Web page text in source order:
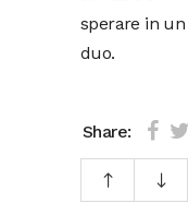
sperare in
duo.
Share: